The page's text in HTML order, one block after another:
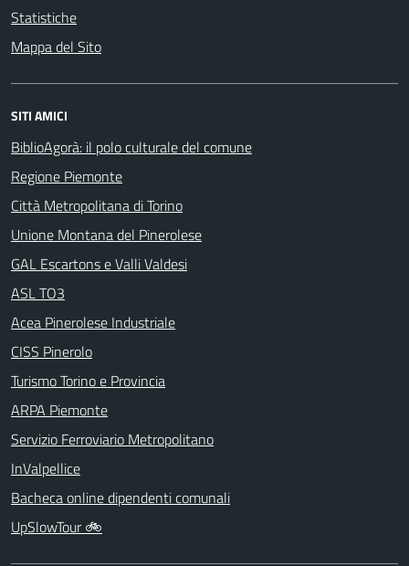
Statistiche
Mappa del Sito
SITI AMICI
BiblioAgorà: il polo culturale del comune
Regione Piemonte
Città Metropolitana di Torino
Unione Montana del Pinerolese
GAL Escartons e Valli Valdesi
ASL TO3
Acea Pinerolese Industriale
CISS Pinerolo
Turismo Torino e Provincia
ARPA Piemonte
Servizio Ferroviario Metropolitano
InValpellice
Bacheca online dipendenti comunali
UpSlowTour 🚲